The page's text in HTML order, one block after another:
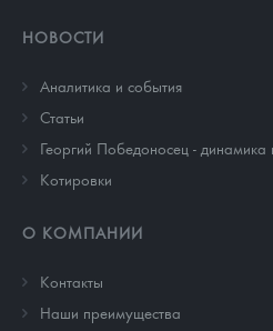
НОВОСТИ
Аналитика и события
Cтатьи
Георгий Победоносец - динамика
Котировки
О КОМПАНИИ
Контакты
Наши преимущества